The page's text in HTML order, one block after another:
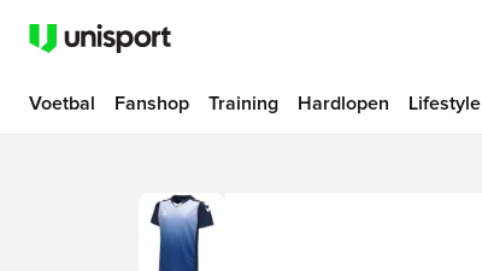
Voetbal Fanshop Training Hardlopen Lifestyle